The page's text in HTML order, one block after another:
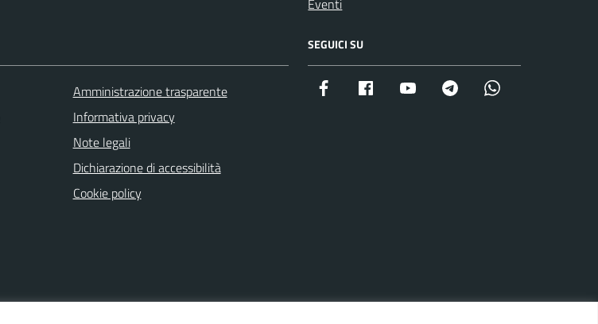
Eventi
Amministrazione trasparente
Informativa privacy
Note legali
Dichiarazione di accessibilità
Cookie policy
SEGUICI SU
Facebook istituzionale
Facebook museo civico
YouTube Telegram